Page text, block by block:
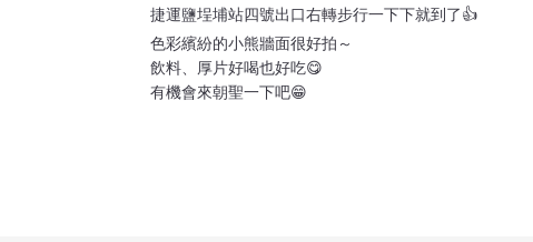
捷運鹽埕埔站四號出口右轉步行一下下就到了👍
色彩繽紛的小熊牆面很好拍～
飲料、厚片好喝也好吃😋
有機會來朝聖一下吧😁